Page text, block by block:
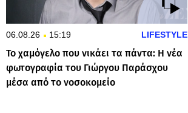
06.08.26 15:19 LIFESTYLE
Το χαμόγελο που νικάει τα πάντα: Η νέα
φωτογραφία του Γιώργου Παράσχου
μέσα από το νοσοκομείο